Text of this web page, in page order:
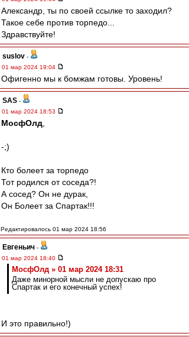
Александр, ты по своей ссылке то заходил?
Такое себе против торпедо...
Здравствуйте!
suslov -
01 мар 2024 19:04
Офигенно мы к бомжам готовы. Уровень!
SAS -
01 мар 2024 18:53
МосфОлд
-;)
Кто болеет за торпедо
Тот родился от соседа?!
А сосед? Он не дурак,
Он Болеет за Спартак!!!
Редактировалось 01 мар 2024 18:56
Евгеньич -
01 мар 2024 18:40
МосфОлд » 01 мар 2024 18:31
Даже минорной мысли не допускаю про
Спартак и его конечный успех!
И это правильно!)